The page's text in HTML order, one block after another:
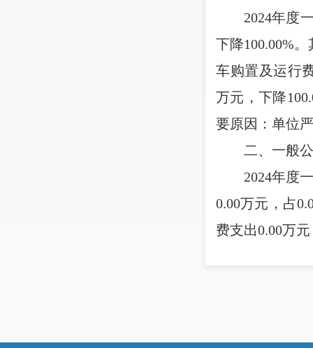
2024年度
下降100.00%。
车购置及运行
万元，下降
要原因：单位
二、一般
2024年度
0.00万元，占
费支出0.00万